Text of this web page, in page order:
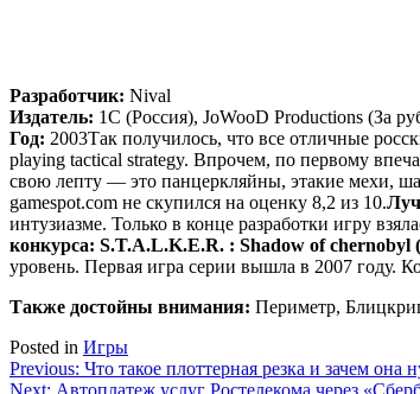
Разработчик: Nival
Издатель: 1С (Россия), JoWooD Productions (За
Год: 2003Так получилось, что все отличные
playing tactical strategy. Впрочем, по первому
свою лепту — это панцеркляйны, этакие мехи,
gamespot.com не скупился на оценку 8,2 из 10.
интузиазме. Только в конце разработки игру
конкурса: S.T.A.L.K.E.R. : Shadow of chernobyl
уровень. Первая игра серии вышла в 2007 году.
Также достойны внимания: Периметр,
Posted in Игры
Навигация
Previous: Что такое плоттерная резка и зачем она
Next: Автоплатеж услуг Ростелекома через